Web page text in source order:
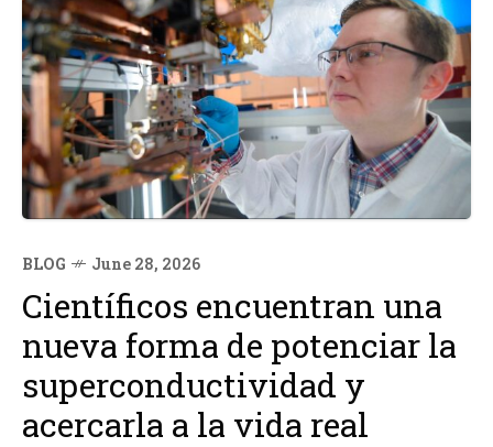
BLOG June 28, 2026
Científicos encuentran una
nueva forma de potenciar la
superconductividad y
acercarla a la vida real